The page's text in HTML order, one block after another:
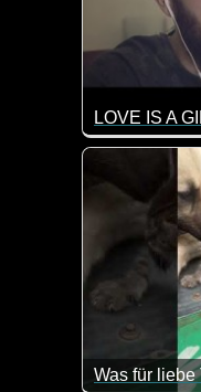
Liebe ist ein
Was für liebe